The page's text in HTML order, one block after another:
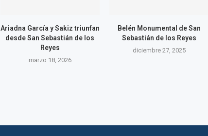
Ariadna García y Sakiz triunfan
desde San Sebastián de los
Reyes
marzo 18, 2026
Belén Monumental de San
Sebastián de los Reyes
diciembre 27, 2025